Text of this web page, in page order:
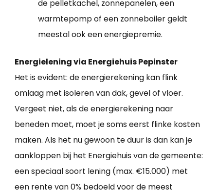
de pelletkachel, zonnepanelen, een
warmtepomp of een zonneboiler geldt
meestal ook een energiepremie.
Energielening via Energiehuis Pepinster
Het is evident: de energierekening kan flink
omlaag met isoleren van dak, gevel of vloer.
Vergeet niet, als de energierekening naar
beneden moet, moet je soms eerst flinke kosten
maken. Als het nu gewoon te duur is dan kan je
aankloppen bij het Energiehuis van de gemeente:
een speciaal soort lening (max. €15.000) met
een rente van 0% bedoeld voor de meest